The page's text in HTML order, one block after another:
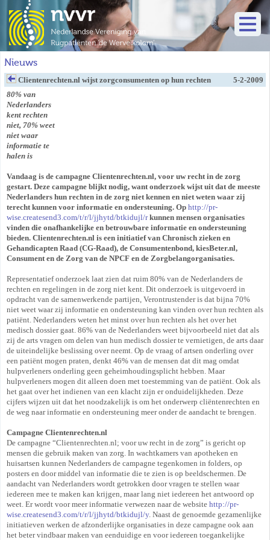
Nieuws
Clientenrechten.nl wijst zorgconsumenten op hun rechten
5-2-2009
80% van
Nederlanders
kent rechten
niet, 70% weet
niet waar
informatie te
halen is
Vandaag is de campagne Clientenrechten.nl, voor uw recht in de zorg
gestart. Deze campagne blijkt nodig, want onderzoek wijst uit dat de meeste
Nederlanders hun rechten in de zorg niet kennen en niet weten waar zij
terecht kunnen voor informatie en ondersteuning. Op http://pr-
wise.createsend3.com/t/r/l/jjhytd/btkidujl/rkunnen mensen organisaties
vinden die onafhankelijke en betrouwbare informatie en ondersteuning
bieden. Clientenrechten.nl is een initiatief van Chronisch zieken en
Gehandicapten Raad (CG-Raad), de Consumentenbond, kiesBeter.nl,
Consument en de Zorg van de NPCF en de Zorgbelangorganisaties.
Representatief onderzoek laat zien dat ruim 80% van de Nederlanders de
rechten en regelingen in de zorg niet kent. Dit onderzoek is uitgevoerd in
opdracht van de samenwerkende partijen, Verontrustender is dat bijna 70%
niet weet waar zij informatie en ondersteuning kan vinden over hun rechten als
patiënt. Nederlanders weten het minst over hun rechten als het over het
medisch dossier gaat. 86% van de Nederlanders weet bijvoorbeeld niet dat als
zij de arts vragen om delen van hun medisch dossier te vernietigen, de arts daar
de uiteindelijke beslissing over neemt. Op de vraag of artsen onderling over
een patiënt mogen praten, denkt 46% van de mensen dat dit mag omdat
hulpverleners onderling geen geheimhoudingsplicht hebben. Maar
hulpverleners mogen dit alleen doen met toestemming van de patiënt. Ook als
het gaat over het indienen van een klacht zijn er onduidelijkheden. Deze
cijfers wijzen uit dat het noodzakelijk is om het onderwerp cliëntenrechten en
de weg naar informatie en ondersteuning meer onder de aandacht te brengen.
Campagne Clientenrechten.nl
De campagne “Clientenrechten.nl; voor uw recht in de zorg” is gericht op
mensen die gebruik maken van zorg. In wachtkamers van apotheken en
huisartsen kunnen Nederlanders de campagne tegenkomen in folders, op
posters en door middel van informatie die te zien is op beeldschermen. De
aandacht van Nederlanders wordt getrokken door vragen te stellen waar
iedereen mee te maken kan krijgen, maar lang niet iedereen het antwoord op
weet. Er wordt voor meer informatie verwezen naar de website http://pr-
wise.createsend3.com/t/r/l/jjhytd/btkidujl/y. Naast de genoemde gezamenlijke
initiatieven werken de afzonderlijke organisaties in deze campagne ook aan
het beter vindbaar maken van eenduidige en voor iedereen toegankelijke